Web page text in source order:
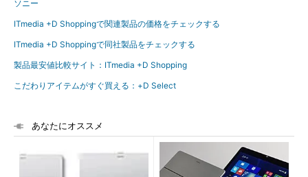
ソニー
ITmedia +D Shoppingで関連製品の価格をチェックする
ITmedia +D Shoppingで同社製品をチェックする
製品最安値比較サイト：ITmedia +D Shopping
こだわりアイテムがすぐ買える：+D Select
あなたにオススメ